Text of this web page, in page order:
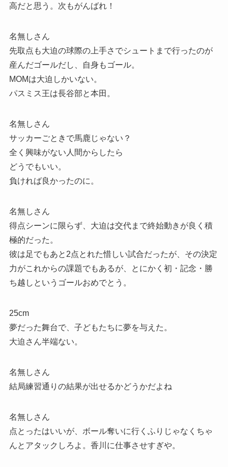
高だと思う。次もがんばれ！
名無しさん
先取点も大迫の球際の上手さでシュートまで行ったのが
産んだゴールだし、自身もゴール。
MOMは大迫しかいない。
パスミス王は長谷部と本田。
名無しさん
サッカーごときで馬鹿じゃない？
全く興味がない人間からしたら
どうでもいい。
負ければ良かったのに。
名無しさん
得点シーンに限らず、大迫は交代まで終始動きが良く積
極的だった。
彼は足でもあと2点とれた惜しい試合だったが、その決定
力がこれからの課題でもあるが、とにかく初・記念・勝
ち越しというゴールおめでとう。
25cm
夢だった舞台で、子どもたちに夢を与えた。
大迫さん半端ない。
名無しさん
結局練習通りの結果が出せるかどうかだよね
名無しさん
点とったはいいが、ボール奪いに行くふりじゃなくちゃ
んとアタックしろよ。香川に仕事させすぎや。